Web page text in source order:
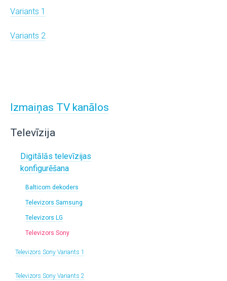
Izmaiņas TV kanālos
Televīzija
Digitālās televīzijas
konfigurēšana
Balticom dekoders
Televizors Samsung
Televizors LG
Televizors Sony
Televizors Sony Variants 1
Televizors Sony Variants 2
Variants 1
Variants 2